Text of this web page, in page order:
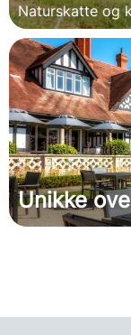
Naturskatte og
Unikke